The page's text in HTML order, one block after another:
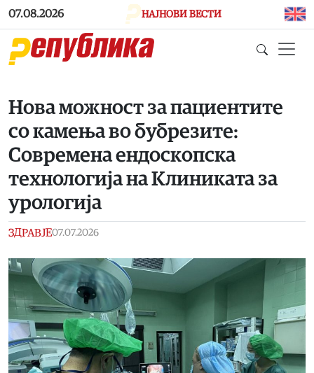
Skip to main content
07.08.2026 НАЈНОВИ ВЕСТИ
Нова можност за пациентите
со камења во бубрезите:
Современа ендоскопска
технологија на Kлиниката за
урологија
ЗДРАВЈЕ07.07.2026